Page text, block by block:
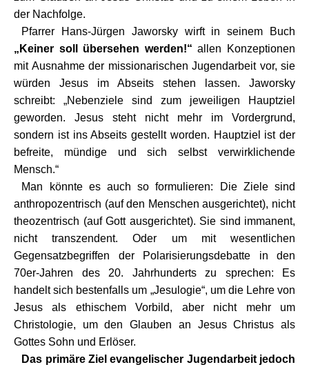
der Nachfolge.
Pfarrer Hans-Jürgen Jaworsky wirft in seinem Buch
„Keiner soll übersehen werden!“ allen Konzeptionen
mit Ausnahme der missionarischen Jugendarbeit vor, sie
würden Jesus im Abseits stehen lassen. Jaworsky
schreibt: „Nebenziele sind zum jeweiligen Hauptziel
geworden. Jesus steht nicht mehr im Vordergrund,
sondern ist ins Abseits gestellt worden. Hauptziel ist der
befreite, mündige und sich selbst verwirklichende
Mensch.“
Man könnte es auch so formulieren: Die Ziele sind
anthropozentrisch (auf den Menschen ausgerichtet), nicht
theozentrisch (auf Gott ausgerichtet). Sie sind immanent,
nicht transzendent. Oder um mit wesentlichen
Gegensatzbegriffen der Polarisierungsdebatte in den
70er-Jahren des 20. Jahrhunderts zu sprechen: Es
handelt sich bestenfalls um „Jesulogie“, um die Lehre von
Jesus als ethischem Vorbild, aber nicht mehr um
Christologie, um den Glauben an Jesus Christus als
Gottes Sohn und Erlöser.
Das primäre Ziel evangelischer Jugendarbeit jedoch